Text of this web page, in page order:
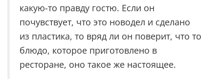
какую-то правду гостю. Если он
почувствует, что это новодел и сделано
из пластика, то вряд ли он поверит, что то
блюдо, которое приготовлено в
ресторане, оно такое же настоящее.